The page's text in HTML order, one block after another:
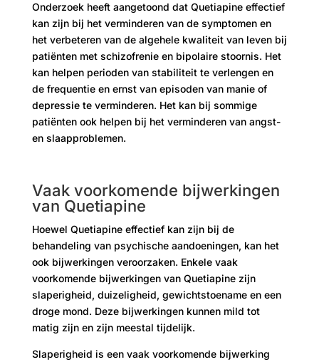
Onderzoek heeft aangetoond dat Quetiapine effectief
kan zijn bij het verminderen van de symptomen en
het verbeteren van de algehele kwaliteit van leven bij
patiënten met schizofrenie en bipolaire stoornis. Het
kan helpen perioden van stabiliteit te verlengen en
de frequentie en ernst van episoden van manie of
depressie te verminderen. Het kan bij sommige
patiënten ook helpen bij het verminderen van angst-
en slaapproblemen.
Vaak voorkomende bijwerkingen
van Quetiapine
Hoewel Quetiapine effectief kan zijn bij de
behandeling van psychische aandoeningen, kan het
ook bijwerkingen veroorzaken. Enkele vaak
voorkomende bijwerkingen van Quetiapine zijn
slaperigheid, duizeligheid, gewichtstoename en een
droge mond. Deze bijwerkingen kunnen mild tot
matig zijn en zijn meestal tijdelijk.
Slaperigheid is een vaak voorkomende bijwerking